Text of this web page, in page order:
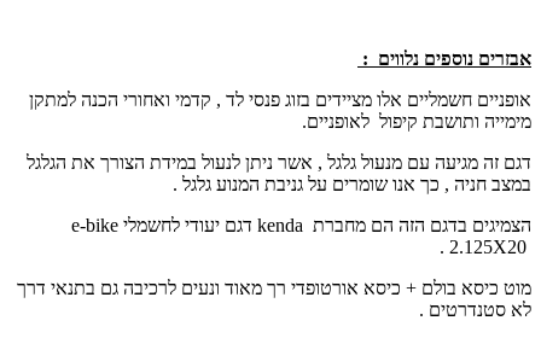
אבזרים נוספים נלווים :
אופניים חשמליים אלו מציידים בזוג פנסי לד , קדמי ואחורי הכנה למתקן
מימייה ותושבת קיפול לאופניים.
דגם זה מגיעה עם מנעול גלגל , אשר ניתן לנעול במידת הצורך את הגלגל
במצב חניה , כך אנו שומרים על גניבת המנוע גלגל .
הצמיגים בדגם הזה הם מחברת kenda דגם יעודי לחשמלי e-bike
X
2.125 .
מוט כיסא בולם + כיסא אורטופדי רך מאוד ונעים לרכיבה גם בתנאי דרך
לא סטנדרטים .